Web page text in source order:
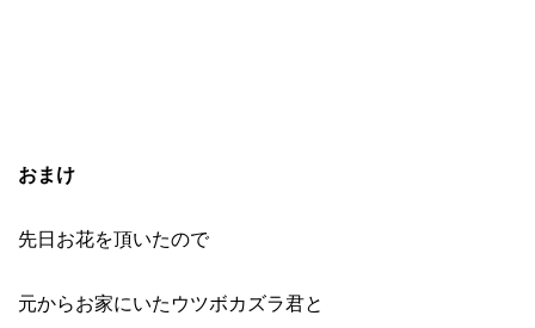
おまけ
先日お花を頂いたので
元からお家にいたウツボカズラ君と